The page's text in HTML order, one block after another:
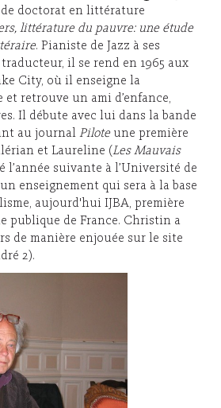
doctorat en littérature
littérature du pauvre: une étude
. Pianiste de Jazz à ses
il se rend en 1965 aux
City, où il enseigne la
retrouve un ami d’enfance,
Il débute avec lui dans la bande
au journal Piloteune première
et Laureline (Les Mauvais
l’année suivante à l’Université de
enseignement qui sera à la base
aujourd'hui IJBA, première
publique de France. Christin a
de manière enjouée sur le site
2).